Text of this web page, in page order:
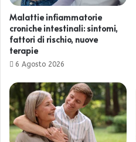
Malattie infiammatorie
croniche intestinali: sintomi,
fattori di rischio, nuove
terapie
6 Agosto 2026